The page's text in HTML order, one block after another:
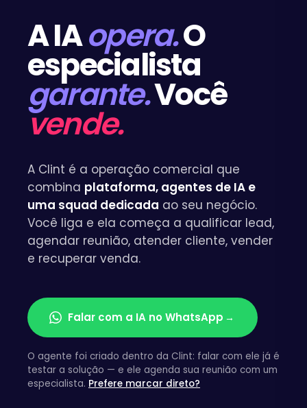
A IAopera.O
especialista
garante.Você
vende.
A Clint é a operação comercial que
combina plataforma, agentes de IA e
uma squad dedicada ao seu negócio.
Você liga e ela começa a qualificar lead,
agendar reunião, atender cliente, vender
e recuperar venda.
Falar com a IA no WhatsApp →
O agente foi criado dentro da Clint: falar com ele já é
testar a solução — e ele agenda sua reunião com um
especialista. Prefere marcar direto?